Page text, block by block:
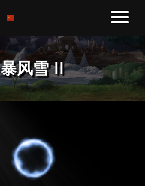
暴风雪 II